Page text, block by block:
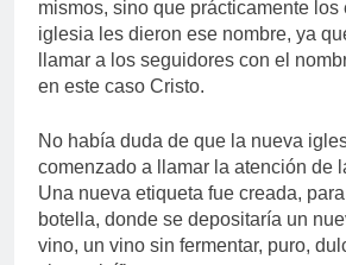
mismos, sino que prácticamente los
iglesia les dieron ese nombre, ya
llamar a los seguidores con el
en este caso Cristo.
No había duda de que la nueva
comenzado a llamar la atención de
Una nueva etiqueta fue creada,
botella, donde se depositaría un
vino, un vino sin fermentar, puro,